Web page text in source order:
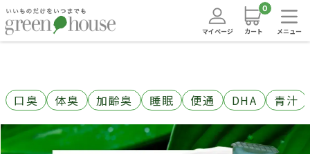
マイページ カート
0
メニュー
口臭 体臭 加齢臭 睡眠 便通 DHA 青汁